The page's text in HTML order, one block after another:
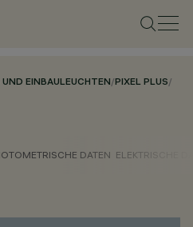
EINBAULEUCHTEN/PIXEL PLUS/
DATEN ELEKTRISCHE